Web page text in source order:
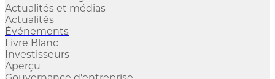
Actualités et médias
Actualités
Événements
Livre Blanc
Investisseurs
Aperçu